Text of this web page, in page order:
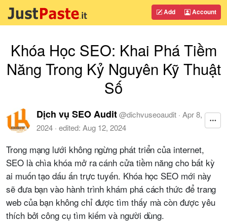
Add Account
Khóa Học SEO: Khai Phá Tiềm
Năng Trong Kỷ Nguyên Kỹ Thuật
Số
Dịch vụ SEO Audit@dichvuseoaudit · Apr 8,
2024 · edited: Aug 12, 2024
Trong mạng lưới không ngừng phát triển của internet,
SEO là chìa khóa mở ra cánh cửa tiềm năng cho bất kỳ
ai muốn tạo dấu ấn trực tuyến. Khóa học SEO mới này
sẽ đưa bạn vào hành trình khám phá cách thức để trang
web của bạn không chỉ được tìm thấy mà còn được yêu
thích bởi công cụ tìm kiếm và người dùng.